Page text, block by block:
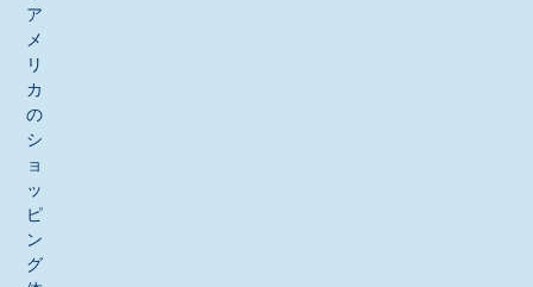
ア
メ
リ
カ
の
シ
ョ
ッ
ピ
ン
グ